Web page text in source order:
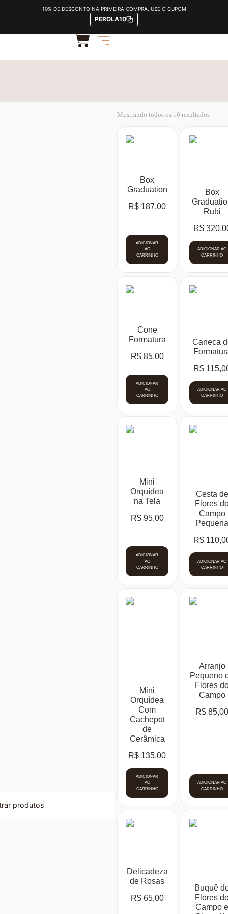
10% DE DESCONTO NA PRIMEIRA COMPRA. USE O CUPOM
PEROLA10
FORMATURA
produtos
Mostrando todos os 16 resultados
Box
Graduation
R$ 187,00
ADICIONAR
AO
CARRINHO
Box
Rubi
R$
ADICIONAR AO
CARRINHO
Cone
Formatura
R$85,00
ADICIONAR
AO
CARRINHO
Caneca
R$
ADICIONAR AO
CARRINHO
Mini
Orquídea
na Tela
R$95,00
ADICIONAR
AO
CARRINHO
Cesta de
Flores
Campo
R$
ADICIONAR AO
CARRINHO
Mini
Orquídea
Com
Cachepot
de
Cerâmica
R$ 135,00
ADICIONAR
AO
CARRINHO
Arranjo
Pequeno
Flores
Campo
R$
ADICIONAR AO
CARRINHO
Delicadeza
de Rosas
R$65,00
Buquê
Flores
Campo